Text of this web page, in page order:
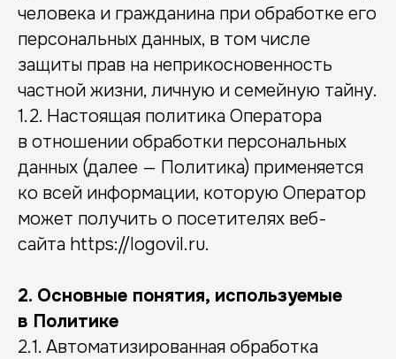
человека и гражданина при обработке его
персональных данных, в том числе
защиты прав на неприкосновенность
частной жизни, личную и семейную тайну.
1.2. Настоящая политика Оператора
в отношении обработки персональных
данных (далее — Политика) применяется
ко всей информации, которую Оператор
может получить о посетителях веб-
сайта https://logovil.ru.
2. Основные понятия, используемые
в Политике
2.1. Автоматизированная обработка